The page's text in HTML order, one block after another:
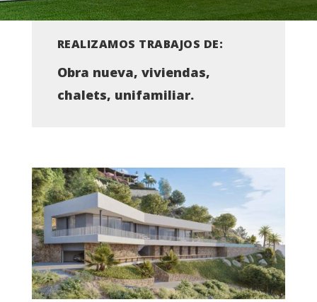
REALIZAMOS TRABAJOS DE:
Obra nueva, viviendas,
chalets, unifamiliar.